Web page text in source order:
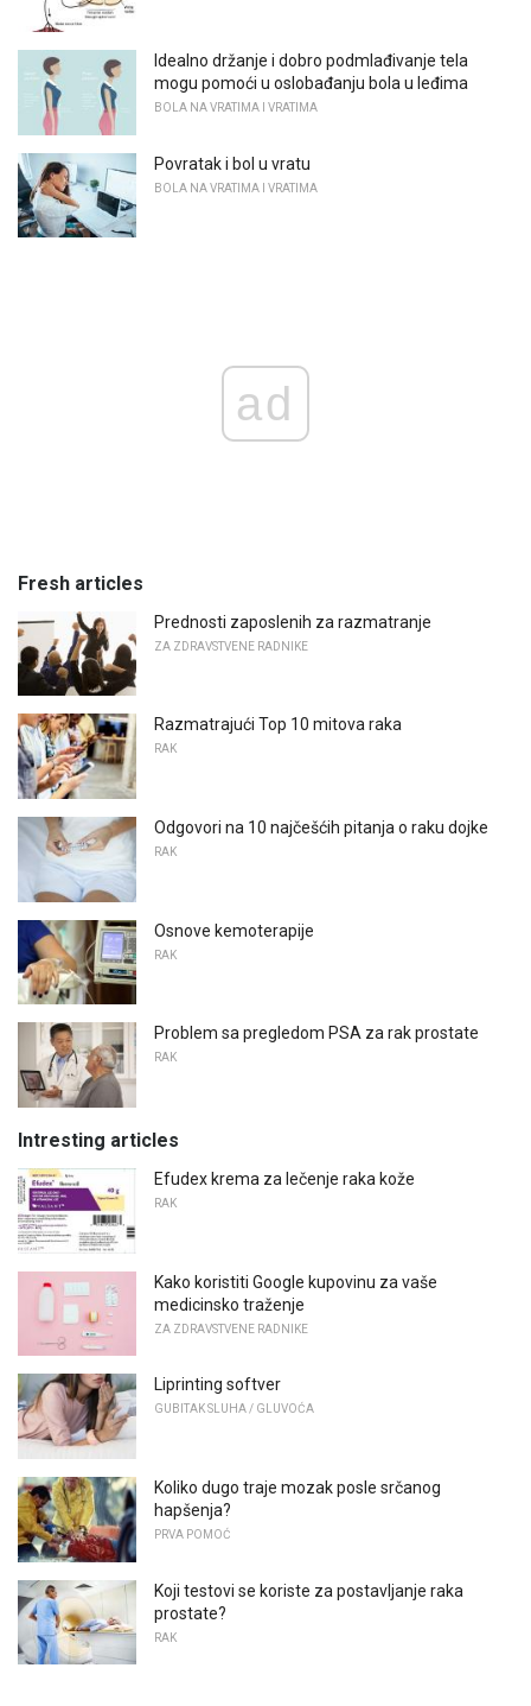
Idealno držanje i dobro podmlađivanje tela
mogu pomoći u oslobađanju bola u leđima
BOLA NA VRATIMA I VRATIMA
Povratak i bol u vratu
BOLA NA VRATIMA I VRATIMA
ad
Fresh articles
Prednosti zaposlenih za razmatranje
ZA ZDRAVSTVENE RADNIKE
Razmatrajući Top 10 mitova raka
RAK
Odgovori na 10 najčešćih pitanja o raku dojke
RAK
Osnove kemoterapije
RAK
Problem sa pregledom PSA za rak prostate
RAK
Intresting articles
Efudex krema za lečenje raka kože
RAK
Kako koristiti Google kupovinu za vaše
medicinsko traženje
ZA ZDRAVSTVENE RADNIKE
Liprinting softver
GUBITAK SLUHA / GLUVOĆA
Koliko dugo traje mozak posle srčanog
hapšenja?
PRVA POMOĆ
Koji testovi se koriste za postavljanje raka
prostate?
RAK